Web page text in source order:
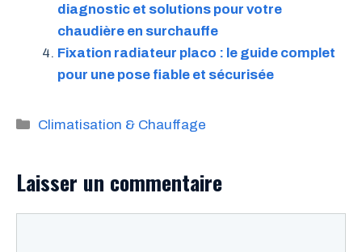
diagnostic et solutions pour votre
chaudière en surchauffe
Fixation radiateur placo : le guide complet
pour une pose fiable et sécurisée
Catégories
Climatisation & Chauffage
Laisser un commentaire